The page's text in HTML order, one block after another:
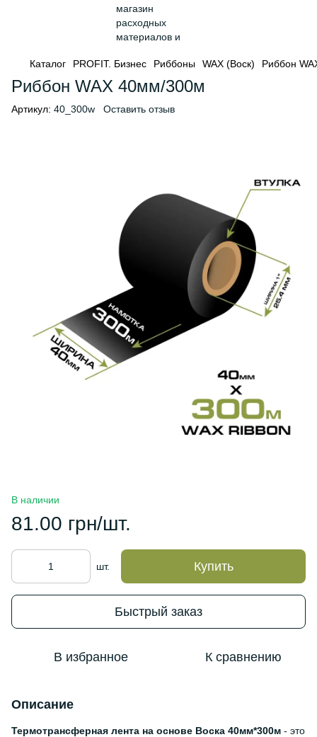
Каталог PROFIT. Бизнес Риббоны WAX (Воск) Риббон
Риббон WAX 40мм/300м
Артикул: 40_300w Оставить отзыв
В наличии
81.00 грн/шт.
шт. Купить
Быстрый заказ
В избранное К сравнению
Описание
Термотрансферная лента на основе Воска 40мм*300м - это